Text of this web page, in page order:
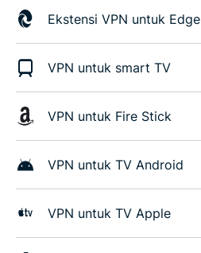
Ekstensi VPN untuk Edge
VPN untuk smart TV
VPN untuk Fire Stick
VPN untuk TV Android
VPN untuk TV Apple